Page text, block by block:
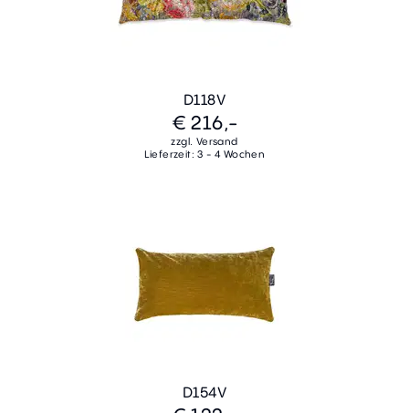
D118V
€ 216,-
zzgl. Versand
Lieferzeit: 3 - 4 Wochen
D154V